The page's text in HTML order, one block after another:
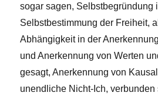
sogar sagen, Selbstbegründung
Selbstbestimmung der Freiheit,
Abhängigkeit in der
und Anerkennung von Werten
gesagt, Anerkennung von
unendliche Nicht-Ich, verbunden